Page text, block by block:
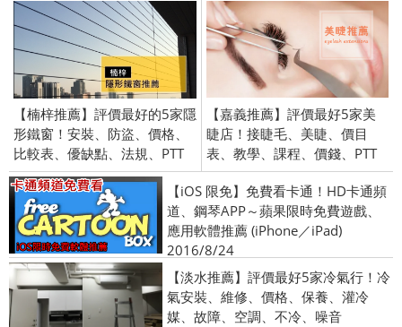
【楠梓推薦】評價最好的5家隱
形鐵窗！安裝、防盜、價格、
比較表、優缺點、法規、PTT
【嘉義推薦】評價最好5家美
睫店！接睫毛、美睫、價目
表、教學、課程、價錢、PTT
【iOS 限免】免費看卡通！HD卡通頻
道、鋼琴APP～蘋果限時免費遊戲、
應用軟體推薦 (iPhone／iPad)
2016/8/24
【淡水推薦】評價最好5家冷氣行！冷
氣安裝、維修、價格、保養、灌冷
媒、故障、空調、不冷、噪音